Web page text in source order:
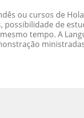
ou cursos de
possibilidade de
tempo. A